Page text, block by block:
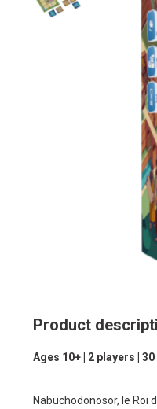
Product
Ages 10+ | 2 players |
Nabuchodonosor, le